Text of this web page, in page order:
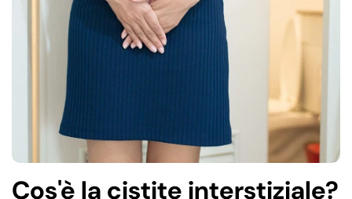
Cos'è la cistite interstiziale?